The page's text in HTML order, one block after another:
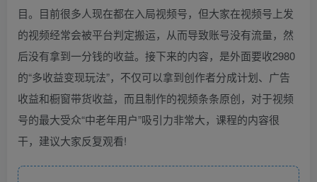
目。目前很多人现在都在入局视频号，但大家在视频号上发
的视频经常会被平台判定搬运，从而导致账号没有流量，然
后没有拿到一分钱的收益。接下来的内容，是外面要收2980
的“多收益变现玩法”，不仅可以拿到创作者分成计划、广告
收益和橱窗带货收益，而且制作的视频条条原创，对于视频
号的最大受众“中老年用户”吸引力非常大，课程的内容很
干，建议大家反复观看!